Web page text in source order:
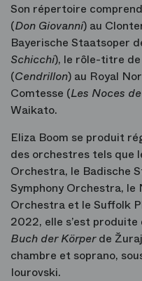
Son répertoire
(Don Giovanni) au
Bayerische Staatsoper
Schicchi), le rôle-titre de
(Cendrillon) au Royal
Comtesse (Les Noces
Waikato.
Eliza Boom se produit
des orchestres tels que
Orchestra, le Badische
Symphony Orchestra,
Orchestra et le Suffolk
2022, elle s’est
Buch der Körperde
chambre et soprano,
Iourovski.